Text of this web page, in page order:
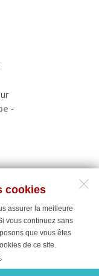
cookies
assurer la meilleure
vous continuez sans
que vous êtes
de ce site.
.
-